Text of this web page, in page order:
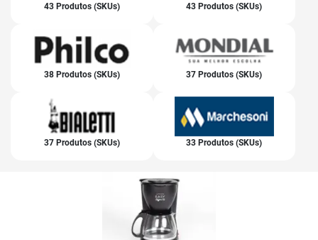
43 Produtos (SKUs) 43 Produtos (SKUs)
38 Produtos (SKUs) 37 Produtos (SKUs)
37 Produtos (SKUs) 33 Produtos (SKUs)